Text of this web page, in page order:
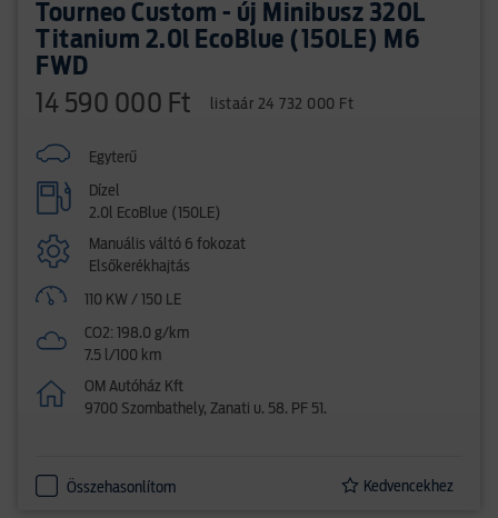
Tourneo Custom - új Minibusz 320L
Titanium 2.0l EcoBlue (150LE) M6
FWD
14 590 000 Ft listaár 24 732 000 Ft
Egyterű
Dízel
2.0l EcoBlue (150LE)
Manuális váltó 6 fokozat
Elsőkerékhajtás
110 KW / 150 LE
CO2: 198.0 g/km
7.5 l/100 km
OM Autóház Kft
9700 Szombathely, Zanati u. 58. PF 51.
Összehasonlítom Kedvencekhez